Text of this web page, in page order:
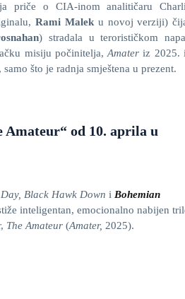
priče o CIA-inom analitičaru
Rami Maleku novoj verziji)
) stradala u terorističkom
misiju počinitelja,Amateriz 2025.
što je radnja smještena u prezent.
od 10. aprila u
Black Hawk Down i Bohemian
inteligentan, emocionalno nabijen
The Amateur (Amater, 2025).